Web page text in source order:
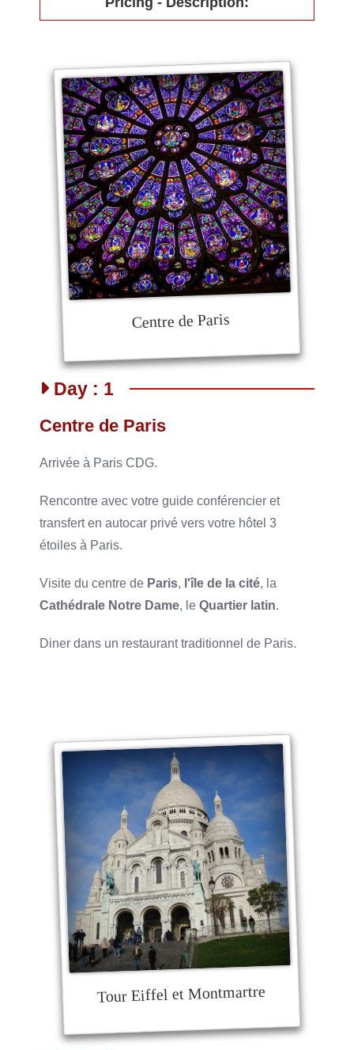
Centre de Paris
Day : 1
Centre de Paris
Arrivée à Paris CDG.
Rencontre avec votre guide conférencier et
transfert en autocar privé vers votre hôtel 3
étoiles à Paris.
Visite du centre de Paris, l'île de la cité, la
Cathédrale Notre Dame, leQuartier latin.
Diner dans un restaurant traditionnel de Paris.
Tour Eiffel et Montmartre